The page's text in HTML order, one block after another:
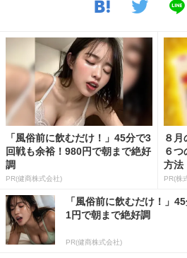
「風俗前に飲むだけ！」45分で3
回戦も余裕！980円で朝まで絶好
調
PR(健商株式会社)
８
６
方法
PR(株
「風俗前に飲むだけ！」
1円で朝まで絶好調
PR(健商株式会社)